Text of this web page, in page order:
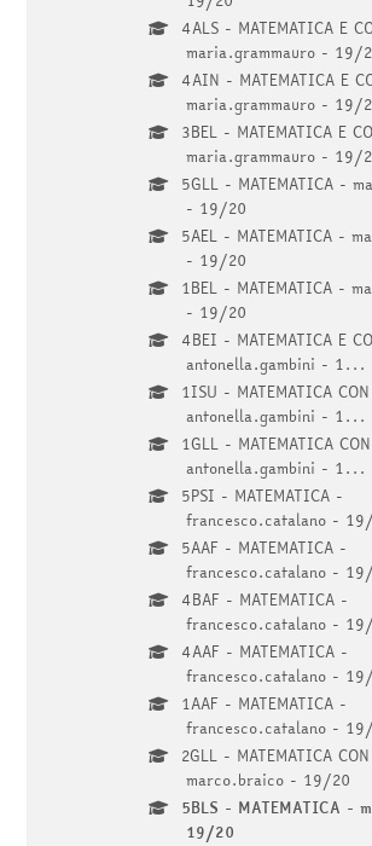
4ALS - MATEMATICA E
maria.grammauro - 19/
4AIN - MATEMATICA E
maria.grammauro - 19/
3BEL - MATEMATICA E
maria.grammauro - 19/
5GLL - MATEMATICA -
- 19/20
5AEL - MATEMATICA -
- 19/20
1BEL - MATEMATICA -
- 19/20
4BEI - MATEMATICA E
antonella.gambini - 1...
1ISU - MATEMATICA
antonella.gambini - 1...
1GLL - MATEMATICA
antonella.gambini - 1...
5PSI - MATEMATICA -
francesco.catalano -
5AAF - MATEMATICA -
francesco.catalano -
4BAF - MATEMATICA -
francesco.catalano -
4AAF - MATEMATICA -
francesco.catalano -
1AAF - MATEMATICA -
francesco.catalano -
2GLL - MATEMATICA
marco.braico - 19/20
5BLS - MATEMATICA -
19/20